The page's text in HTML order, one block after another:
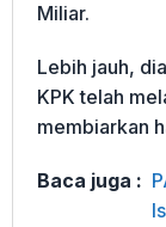
Miliar.
Lebih jauh,
KPK telah
membiarkan
Baca juga :